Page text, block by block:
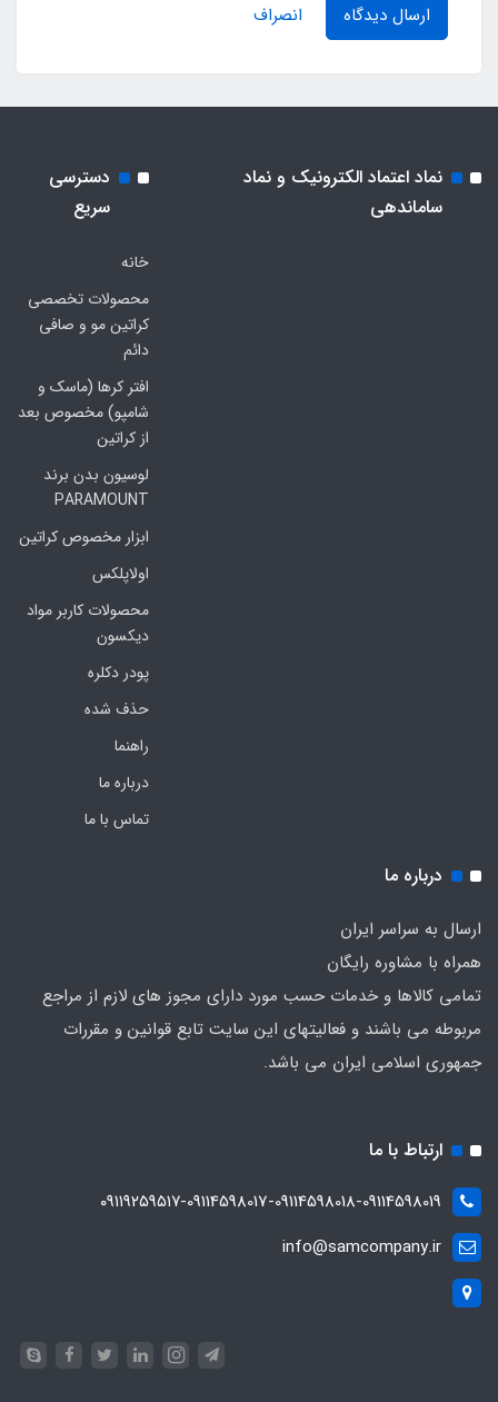
ارسال دیدگاه انصراف
نماد اعتماد الکترونیک و نماد
ساماندهی
دسترسی
سریع
خانه
محصولات تخصصی
کراتین مو و صافی
دائم
افتر کرها (ماسک و
شامپو) مخصوص بعد
از کراتین
لوسیون بدن برند
PARAMOUNT
ابزار مخصوص کراتین
اولاپلکس
محصولات کاربر مواد
دیکسون
پودر دکلره
حذف شده
راهنما
درباره ما
تماس با ما
درباره ما
ارسال به سراسر ایران
همراه با مشاوره رایگان
تمامی کالاها و خدمات حسب مورد دارای مجوز های لازم از مراجع
مربوطه می باشند و فعالیتهای این سایت تابع قوانین و مقررات
جمهوری اسلامی ایران می باشد.
ارتباط با ما
۰۹۱۱۹۲۵۹۵۱۷-09114598017-09114598018-09114598019
info@samcompany.ir